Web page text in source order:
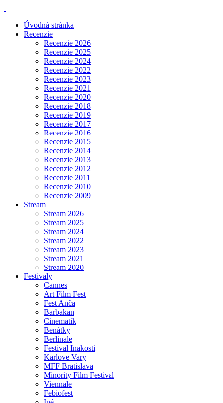
Úvodná stránka
Recenzie
Recenzie 2026
Recenzie 2025
Recenzie 2024
Recenzie 2022
Recenzie 2023
Recenzie 2021
Recenzie 2020
Recenzie 2018
Recenzie 2019
Recenzie 2017
Recenzie 2016
Recenzie 2015
Recenzie 2014
Recenzie 2013
Recenzie 2012
Recenzie 2011
Recenzie 2010
Recenzie 2009
Stream
Stream 2026
Stream 2025
Stream 2024
Stream 2022
Stream 2023
Stream 2021
Stream 2020
Festivaly
Cannes
Art Film Fest
Fest Anča
Barbakan
Cinematik
Benátky
Berlinale
Festival Inakosti
Karlove Vary
MFF Bratislava
Minority Film Festival
Viennale
Febiofest